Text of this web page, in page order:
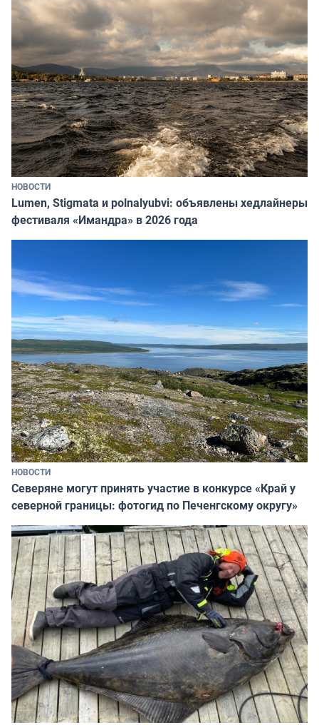
НОВОСТИ
Lumen, Stigmata и polnalyubvi: объявлены хедлайнеры
фестиваля «Имандра» в 2026 года
НОВОСТИ
Северяне могут принять участие в конкурсе «Край у
северной границы: фотогид по Печенгскому округу»